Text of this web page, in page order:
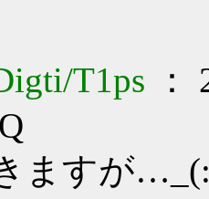
T1ps ：
ますが